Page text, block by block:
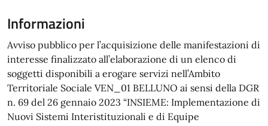
Informazioni
Avviso pubblico per l’acquisizione delle manifestazioni di
interesse finalizzato all’elaborazione di un elenco di
soggetti disponibili a erogare servizi nell’Ambito
Territoriale Sociale VEN_01 BELLUNO ai sensi della DGR
n. 69 del 26 gennaio 2023 “INSIEME: Implementazione di
Nuovi Sistemi Interistituzionali e di Equipe